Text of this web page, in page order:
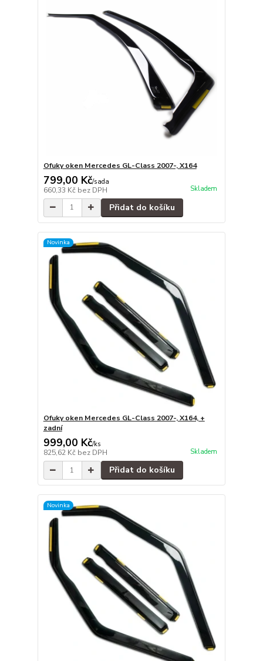
Ofuky oken Mercedes GL-Class 2007-, X164
799,00 Kč/sada
660,33 Kč bez DPH Skladem
Přidat do košíku
Novinka
Ofuky oken Mercedes GL-Class 2007-, X164, +
zadní
999,00 Kč/ks
825,62 Kč bez DPH Skladem
Přidat do košíku
Novinka